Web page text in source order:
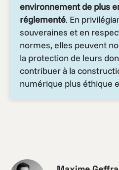
environnement de plus
réglementé. En
souveraines et en
normes, elles peuvent
la protection de leurs
contribuer à la
numérique plus éthique